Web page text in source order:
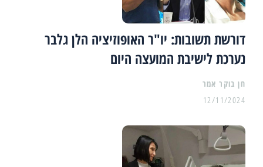
דורשת תשובות: יו"ר האופוזיציה הלן גלבר
נערכת לישיבת המועצה היום
12/11/2024